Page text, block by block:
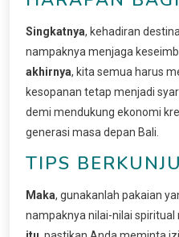
Singkatnya, kehadiran
nampaknya menjaga
akhirnya, kita semua harus
kesopanan tetap menjadi
demi mendukung ekonomi
generasi masa depan Bali.
TIPS
Maka, gunakanlah pakaian
nampaknya nilai-nilai